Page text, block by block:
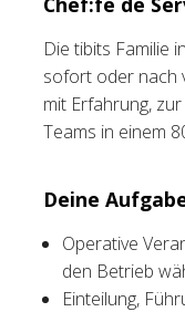
Tischreservation
Login
Schweiz (DE)
Die tibits Familie
sofort oder nach
mit Erfahrung,
Teams in einem
Deine
Operative
den Betrieb
Einteilung,